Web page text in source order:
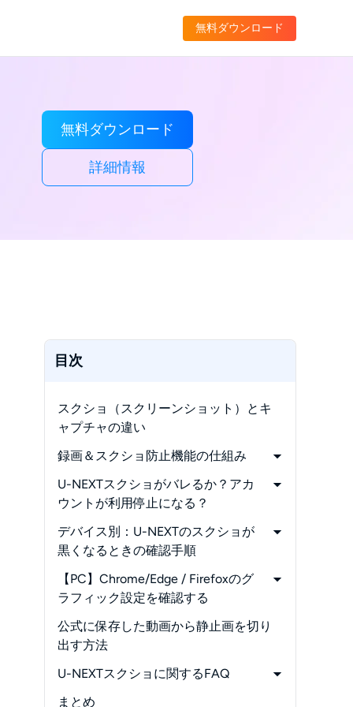
無料ダウンロード
無料ダウンロード
詳細情報
目次
スクショ（スクリーンショット）とキ
ャプチャの違い
録画＆スクショ防止機能の仕組み
-
黒画面の原因（仕組みと挙動）
U-NEXTスクショがバレるか？アカ
ウントが利用停止になる？
-
U-NEXTから動画や雑誌・漫画をスク
ショしたらバレる？
る？
デバイス別：U-NEXTのスクショが
黒くなるときの確認手順
iPhone・iPad
- Android
-
Windows・Mac
- スクショの保存先（撮影自体は成功
-
症状別チェックリスト
【PC】Chrome/Edge / Firefoxのグ
ラフィック設定を確認する
- Chrome
- Edge / Firefox
-
よくある失敗と確認ポイント
公式に保存した動画から静止画を切り
出す方法
U-NEXTスクショに関するFAQ
-
U-NEXTの雑誌をスクショするやり方
まとめ